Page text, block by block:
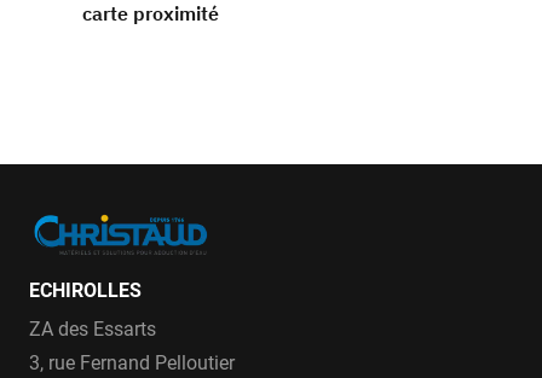
carte proximité
ECHIROLLES
ZA des Essarts
3, rue Fernand Pelloutier